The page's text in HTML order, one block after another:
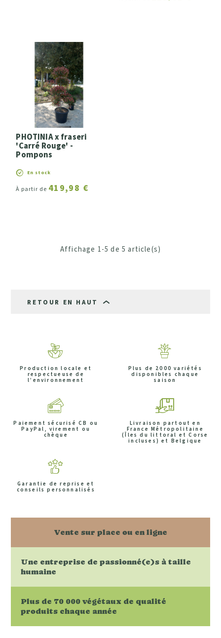
PHOTINIA x fraseri
'Carré Rouge' -
Pompons
En stock
À partir de 419,98 €
Affichage 1-5 de 5 article(s)
RETOUR EN HAUT
Production locale et
respectueuse de
l’environnement
Plus de 2000 variétés
disponibles chaque
saison
Paiement sécurisé CB ou
PayPal, virement ou
chèque
Livraison partout en
France Métropolitaine
(Îles du littoral et Corse
incluses) et Belgique
Garantie de reprise et
conseils personnalisés
Vente sur place ou en ligne
Une entreprise de passionné(e)s à taille
humaine
Plus de 70 000 végétaux de qualité
produits chaque année